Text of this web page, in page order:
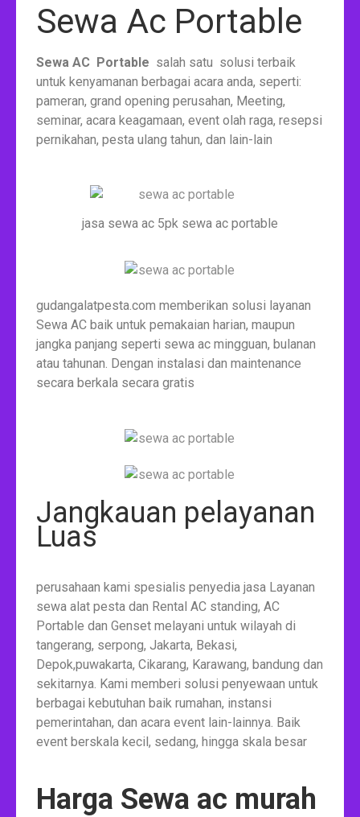
Sewa Ac Portable
Sewa AC Portable salah satu solusi terbaik
untuk kenyamanan berbagai acara anda, seperti:
pameran, grand opening perusahan, Meeting,
seminar, acara keagamaan, event olah raga, resepsi
pernikahan, pesta ulang tahun, dan lain-lain
jasa sewa ac 5pk sewa ac portable
gudangalatpesta.com memberikan solusi layanan
Sewa AC baik untuk pemakaian harian, maupun
jangka panjang seperti sewa ac mingguan, bulanan
atau tahunan. Dengan instalasi dan maintenance
secara berkala secara gratis
Jangkauan pelayanan
Luas
perusahaan kami spesialis penyedia jasa Layanan
sewa alat pesta dan Rental AC standing, AC
Portable dan Genset melayani untuk wilayah di
tangerang, serpong, Jakarta, Bekasi,
Depok,puwakarta, Cikarang, Karawang, bandung dan
sekitarnya. Kami memberi solusi penyewaan untuk
berbagai kebutuhan baik rumahan, instansi
pemerintahan, dan acara event lain-lainnya. Baik
event berskala kecil, sedang, hingga skala besar
Harga Sewa ac murah